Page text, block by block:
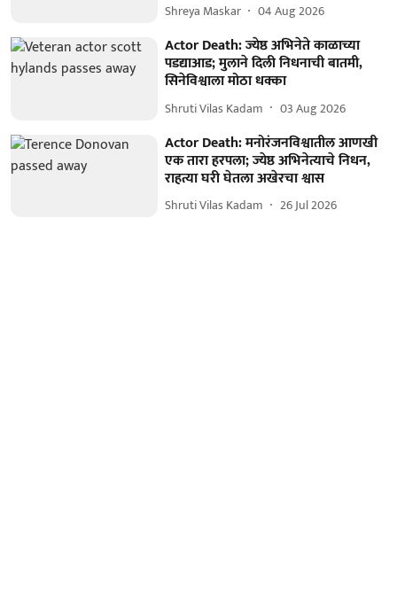
Shreya Maskar 04 Aug 2026
Actor Death: ज्येष्ठ अभिनेते काळाच्या
पडद्याआड; मुलाने दिली निधनाची बातमी,
सिनेविश्वाला मोठा धक्का
Shruti Vilas Kadam 03 Aug 2026
Actor Death: मनोरंजनविश्वातील आणखी
एक तारा हरपला; ज्येष्ठ अभिनेत्याचे निधन,
राहत्या घरी घेतला अखेरचा श्वास
Shruti Vilas Kadam 26 Jul 2026